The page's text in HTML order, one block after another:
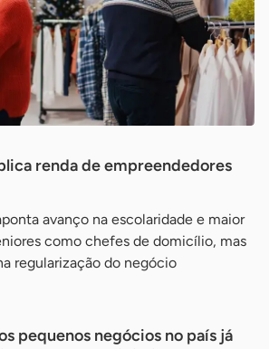
renda de empreendedores
avanço na escolaridade e maior
como chefes de domicílio, mas
regularização do negócio
pequenos negócios no país já